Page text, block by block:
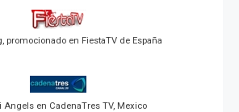
promocionado en FiestaTV de España
Angels en CadenaTres TV, Mexico